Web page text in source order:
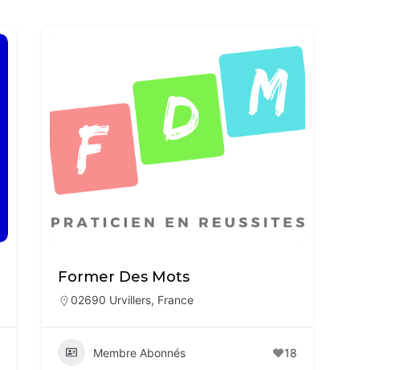
Former Des Mots
02690 Urvillers, France
Membre Abonnés 18